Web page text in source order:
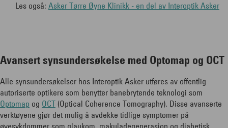
Les også: Asker Tørre Øyne Klinikk - en del av Interoptik Asker
Avansert synsundersøkelse med Optomap og OCT
Alle synsundersøkelser hos Interoptik Asker utføres av offentlig
autoriserte optikere som benytter banebrytende teknologi som
Optomap og OCT (Optical Coherence Tomography). Disse avanserte
verktøyene gjør det mulig å avdekke tidlige symptomer på
øyesykdommer som glaukom, makuladegenerasjon og diabetisk